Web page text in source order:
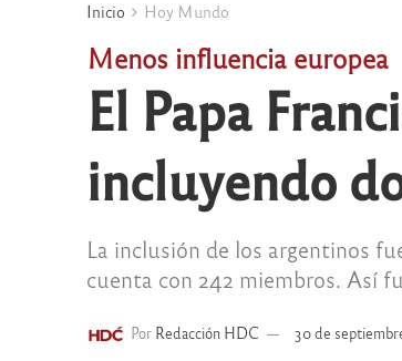
Inicio Hoy Mundo
Menos influencia europea
El Papa
incluyendo
La inclusión de los argentinos
cuenta con 242 miembros. Así
Por Redacción HDC 30 de